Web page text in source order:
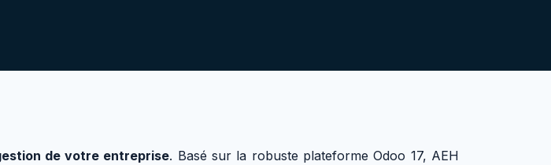
de votre entreprise. Basé sur la robuste plateforme Odoo 17, AEH